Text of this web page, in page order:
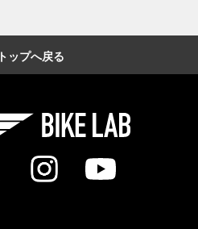
トップへ戻る